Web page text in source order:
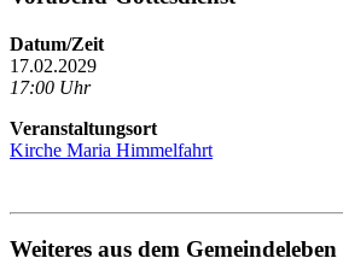
Datum/Zeit
17.02.2029
17:00 Uhr
Veranstaltungsort
Kirche Maria Himmelfahrt
Weiteres aus dem Gemeindeleben